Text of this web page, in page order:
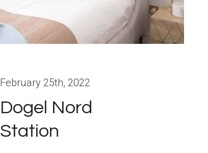
February 25th, 2022
Dogel Nord
Station